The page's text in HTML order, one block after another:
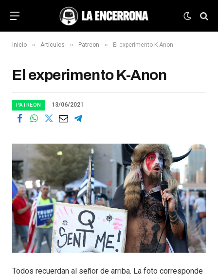
Inicio » Artículos » Patreon » El experimento K-Anon
El experimento K-Anon
PATREON 13/06/2021
Todos recuerdan al señor de arriba. La foto corresponde